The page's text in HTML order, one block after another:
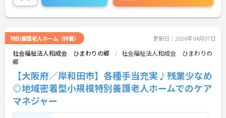
特別養護老人ホーム（特養） 更新日：2026年04月07日
社会福祉法人和成会 ひまわりの郷
社会福祉法人和成会 ひまわりの
郷
【大阪府／岸和田市】各種手当充実♪残業少なめ
◎地域密着型小規模特別養護老人ホームでのケア
マネジャー